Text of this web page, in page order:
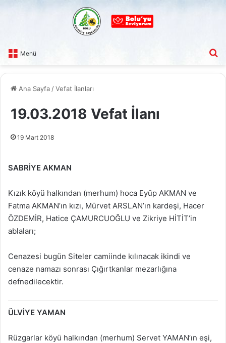
Menü
Ana Sayfa /Vefat İlanları
19.03.2018 Vefat İlanı
19 Mart 2018
SABRİYE AKMAN
Kızık köyü halkından (merhum) hoca Eyüp AKMAN ve
Fatma AKMAN’ın kızı, Mürvet ARSLAN’ın kardeşi, Hacer
ÖZDEMİR, Hatice ÇAMURCUOĞLU ve Zikriye HİTİT’in
ablaları;
Cenazesi bugün Siteler camiinde kılınacak ikindi ve
cenaze namazı sonrası Çığırtkanlar mezarlığına
defnedilecektir.
ÜLVİYE YAMAN
Rüzgarlar köyü halkından (merhum) Servet YAMAN’ın eşi,